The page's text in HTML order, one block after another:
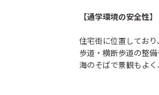
【通学環境の安全性】
住宅街に位置しており
歩道・横断歩道の整
海のそばで景観もよ